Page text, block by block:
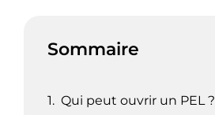
Sommaire
Qui peut ouvrir un PEL ?